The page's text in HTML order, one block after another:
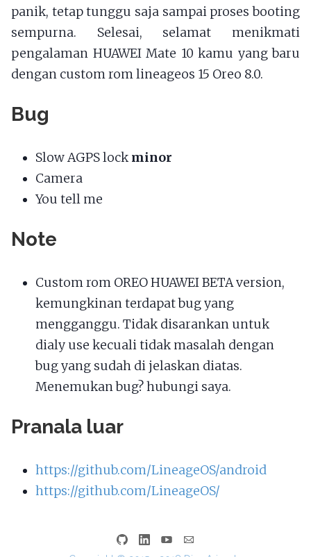
panik, tetap tunggu saja sampai proses booting
sempurna. Selesai, selamat menikmati
pengalaman HUAWEI Mate 10 kamu yang baru
dengan custom rom lineageos 15 Oreo 8.0.
Bug
Slow AGPS lockminor
Camera
You tell me
Note
Custom rom OREO HUAWEI BETA version,
kemungkinan terdapat bug yang
mengganggu. Tidak disarankan untuk
dialy use kecuali tidak masalah dengan
bug yang sudah di jelaskan diatas.
Menemukan bug? hubungi saya.
Pranala luar
https://github.com/LineageOS/android
https://github.com/LineageOS/